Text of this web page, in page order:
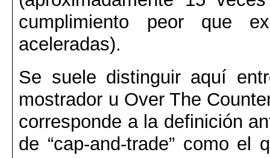
cumplimiento peor que
aceleradas).
Se suele distinguir aquí
mostrador u Over The
corresponde a la definición
de “cap-and-trade” como el